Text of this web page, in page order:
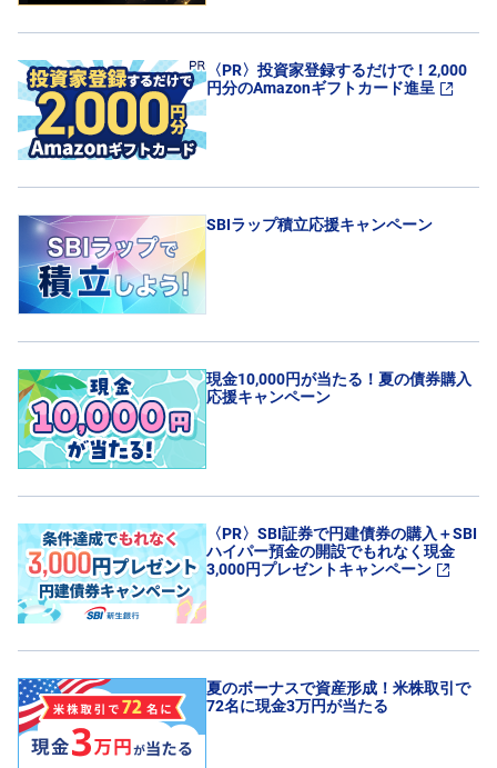
先
物
金
・
銀
・
プ
ラ
ナ
外
貨
建
M
M
F
NE
W
取
引
所
C
F
D(
く
り
っ
株
3
6
5)
店
C
D
S
T(
〈PR〉投資家登録するだけで！2,000
円分のAmazonギフトカード進呈
SBIラップ積立応援キャンペーン
現金10,000円が当たる！夏の債券購入
応援キャンペーン
〈PR〉SBI証券で円建債券の購入＋SBI
ハイパー預金の開設でもれなく現金
3,000円プレゼントキャンペーン
夏のボーナスで資産形成！米株取引で
72名に現金3万円が当たる